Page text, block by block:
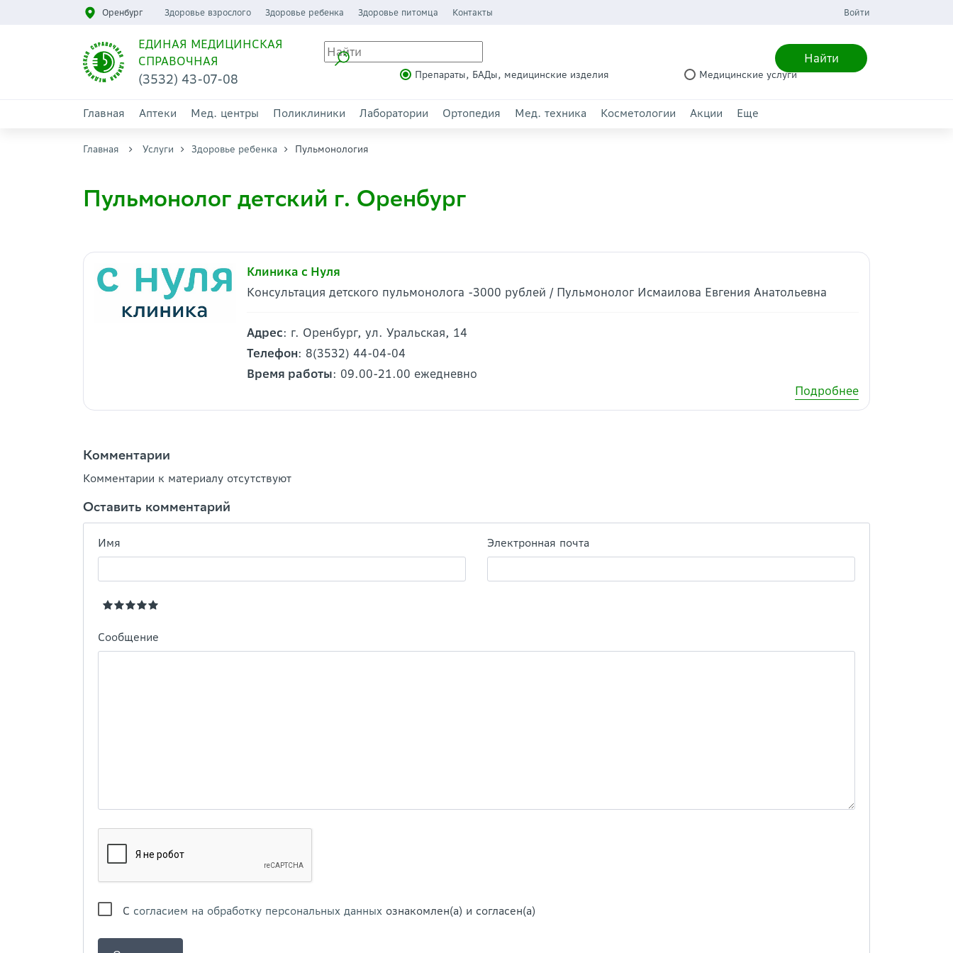
Оренбург Здоровье взрослого Здоровье ребенка Здоровье питомца Контакты Войти
ЕДИНАЯ МЕДИЦИНСКАЯ
СПРАВОЧНАЯ
(3532) 43-07-08
Найти
Препараты, БАДы, медицинские изделия Медицинские услуги
Главная Аптеки Мед. центры Поликлиники Лаборатории Ортопедия Мед. техника Косметологии Акции Еще
Главная Услуги Здоровье ребенка Пульмонология
Пульмонолог детский г. Оренбург
Клиника с Нуля
Консультация детского пульмонолога -3000 рублей / Пульмонолог Исмаилова Евгения Анатольевна
Адрес: г. Оренбург, ул. Уральская, 14
Телефон: 8(3532) 44-04-04
Время работы: 09.00-21.00 ежедневно
Подробнее
Комментарии
Комментарии к материалу отсутствуют
Оставить комментарий
Имя Электронная почта
Сообщение
С согласием на обработку персональных данных ознакомлен(а) и согласен(а)